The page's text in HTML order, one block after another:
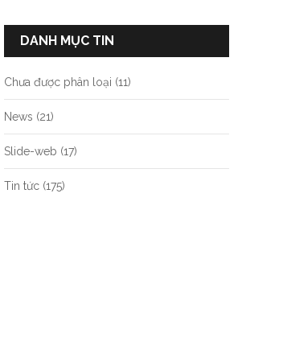
DANH MỤC TIN
Chưa được phân loại (11)
News (21)
Slide-web (17)
Tin tức (175)